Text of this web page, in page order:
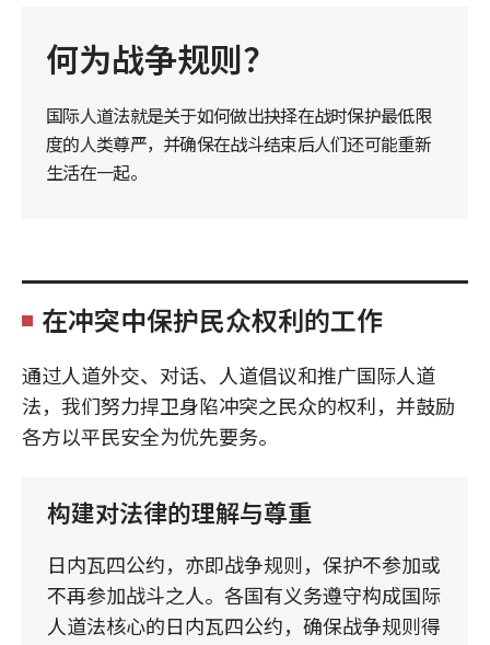
何为战争规则？
国际人道法就是关于如何做出抉择在战时保护最低限
度的人类尊严，并确保在战斗结束后人们还可能重新
生活在一起。
在冲突中保护民众权利的工作
通过人道外交、对话、人道倡议和推广国际人道
法，我们努力捍卫身陷冲突之民众的权利，并鼓励
各方以平民安全为优先要务。
构建对法律的理解与尊重
日内瓦四公约，亦即战争规则，保护不参加或
不再参加战斗之人。各国有义务遵守构成国际
人道法核心的日内瓦四公约，确保战争规则得